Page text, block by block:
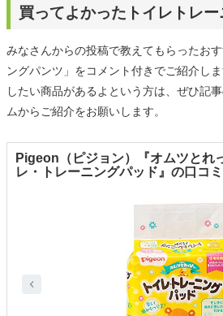
買ってよかったトイレトレ
みなさんからの投稿で教えてもらったお
ングパンツ」をコメント付きでご紹介し
したい商品があるよという方は、ぜひ記
ムからご紹介をお願いします。
Pigeon（ピジョン）『オムツとれ
レ・トレーニングパッド』の口コミ